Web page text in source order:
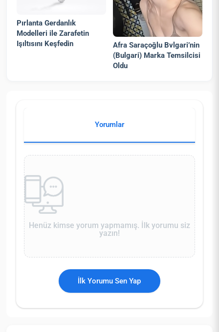
Pırlanta Gerdanlık
Modelleri ile Zarafetin
Işıltısını Keşfedin
Afra Saraçoğlu Bvlgari’nin
(Bulgari) Marka Temsilcisi
Oldu
Yorumlar
Henüz kimse yorum yapmamış. İlk yorumu siz
yazın!
İlk Yorumu Sen Yap